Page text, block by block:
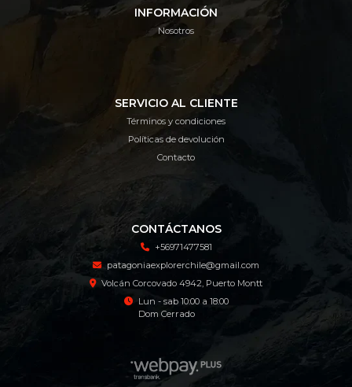
INFORMACIÓN
Nosotros
SERVICIO AL CLIENTE
Términos y condiciones
Políticas de devolución
Contacto
CONTÁCTANOS
+56971477581
patagoniaexplorerchile@gmail.com
Volcán Corcovado 4942, Puerto Montt
Lun - sab 10:00 a 18:00
Dom Cerrado